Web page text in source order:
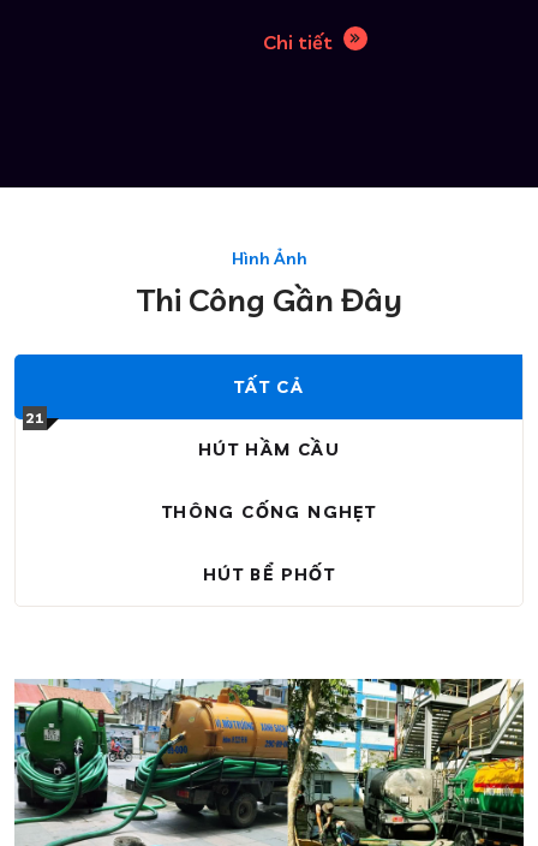
Chi tiết
Hình Ảnh
Thi Công Gần Đây
TẤT CẢ
21
HÚT HẦM CẦU
THÔNG CỐNG NGHẸT
HÚT BỂ PHỐT